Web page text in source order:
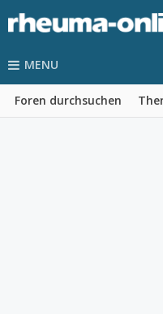
MENU
Foren durchsuchen